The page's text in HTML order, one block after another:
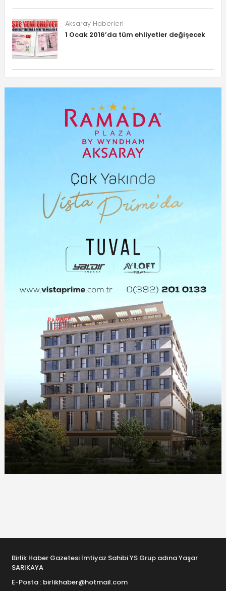
Aksaray Haberleri
1 Ocak 2016’da tüm ehliyetler değişecek
Birlik Haber Gazetesi İmtiyaz Sahibi YS Grup adına Yaşar
SARIKAYA
E-Posta : birlikhaber@hotmail.com